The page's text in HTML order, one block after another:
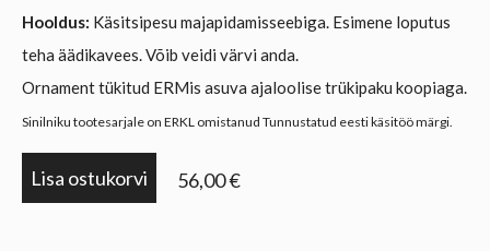
Hooldus: Käsitsipesu majapidamisseebiga. Esimene loputus
teha äädikavees. Võib veidi värvi anda.
Ornament tükitud ERMis asuva ajaloolise trükipaku koopiaga.
Sinilniku tootesarjale on ERKL omistanud Tunnustatud eesti käsitöö märgi.
Lisa ostukorvi 56,00 €